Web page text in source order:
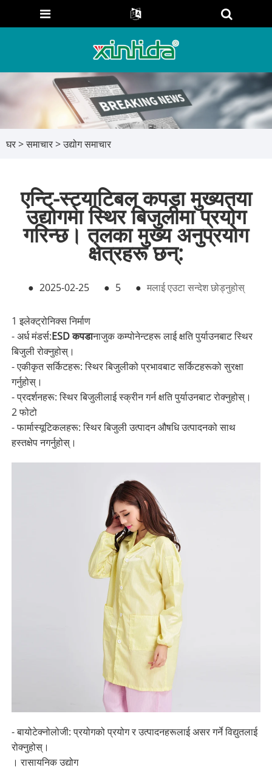
घर>समाचार>उद्योग समाचार
एन्टि-स्ट्याटिबल कपडा मुख्यतया
उद्योगमा स्थिर बिजुलीमा प्रयोग
गरिन्छ। तलका मुख्य अनुप्रयोग
क्षेत्रहरू छन्:
● 2025-02-25 ● 5 ● मलाई एउटा सन्देश छोड्नुहोस्
1 इलेक्ट्रोनिक्स निर्माण
- अर्ध मंडर्स:ESD कपडानाजुक कम्पोनेन्टहरू लाई क्षति पुर्याउनबाट स्थिर
बिजुली रोक्नुहोस्।
- एकीकृत सर्किटहरू: स्थिर बिजुलीको प्रभावबाट सर्किटहरूको सुरक्षा
गर्नुहोस्।
- प्रदर्शनहरू: स्थिर बिजुलीलाई स्क्रीन गर्न क्षति पुर्याउनबाट रोक्नुहोस्।
2 फोटो
- फार्मास्यूटिकलहरू: स्थिर बिजुली उत्पादन औषधि उत्पादनको साथ
हस्तक्षेप नगर्नुहोस्।
- बायोटेक्नोलोजी: प्रयोगको प्रयोग र उत्पादनहरूलाई असर गर्ने विद्युतलाई
रोक्नुहोस्।
। रासायनिक उद्योग